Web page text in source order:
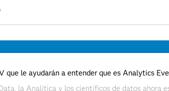
que le ayudarán a entender que es Analytics
la Analítica y los científicos de datos ahora